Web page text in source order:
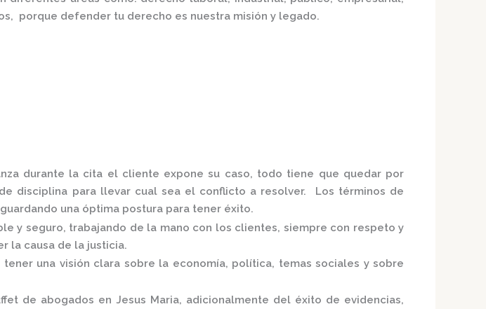
porque defender tu derecho es nuestra misión y legado.
durante la cita el cliente expone su caso, todo tiene que quedar por
disciplina para llevar cual sea el conflicto a resolver. Los términos de
una óptima postura para tener éxito.
y seguro, trabajando de la mano con los clientes, siempre con respeto y
la causa de la justicia.
una visión clara sobre la economía, política, temas sociales y sobre
de abogados en Jesus Maria, adicionalmente del éxito de evidencias,